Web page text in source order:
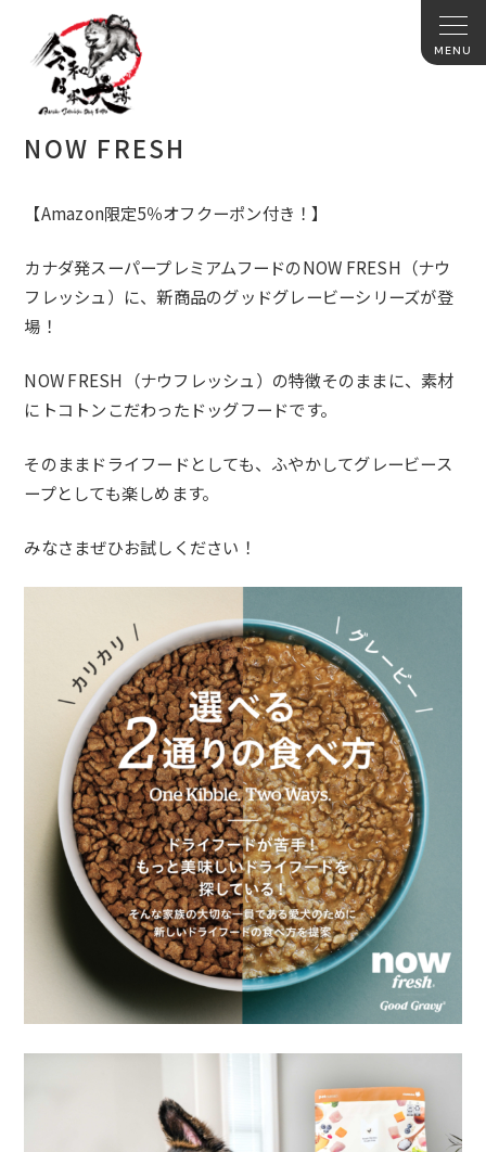
NOW FRESH
【Amazon限定5％オフクーポン付き！】
カナダ発スーパープレミアムフードのNOW FRESH（ナウ
フレッシュ）に、新商品のグッドグレービーシリーズが登
場！
NOW FRESH（ナウフレッシュ）の特徴そのままに、 素材
にトコトンこだわったドッグフードです。
そのままドライフードとしても、 ふやかしてグレービース
ープとしても楽しめます。
みなさまぜひお試しください！